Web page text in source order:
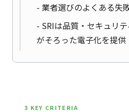
業者選びのよくある失
SRIは品質・セキュリ
がそろった電子化を提供
3 KEY CRITERIA